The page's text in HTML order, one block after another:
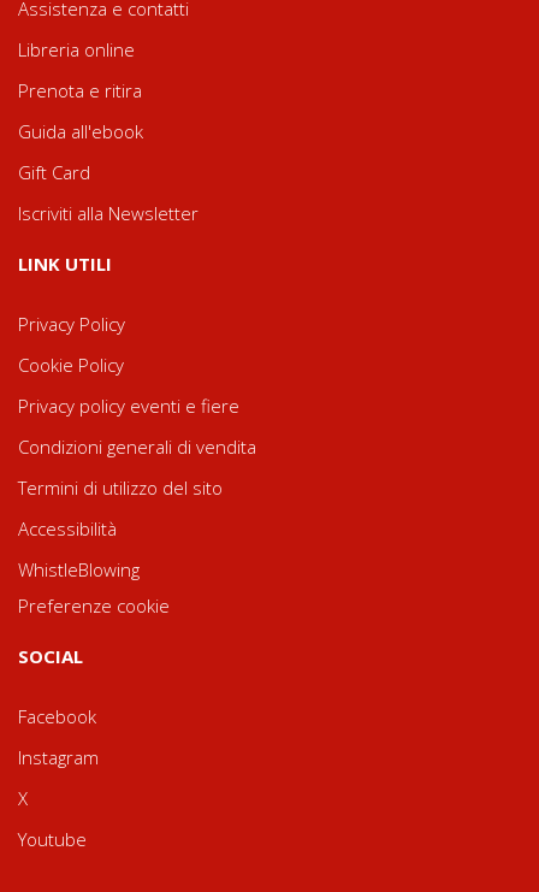
Assistenza e contatti
Libreria online
Prenota e ritira
Guida all'ebook
Gift Card
Iscriviti alla Newsletter
LINK UTILI
Privacy Policy
Cookie Policy
Privacy policy eventi e fiere
Condizioni generali di vendita
Termini di utilizzo del sito
Accessibilità
WhistleBlowing
Preferenze cookie
SOCIAL
Facebook
Instagram
X
Youtube